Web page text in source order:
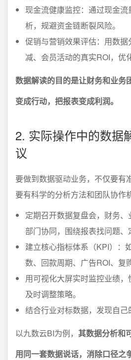
现金流健康监控：通过现金
析，规避资金链断裂风险。
促销与营销效果评估：用数
减、会员活动的真实ROI，优
数据解读的目的是让财务和业务
变成行动，把报表变成利润。
2. 实际操作中的数据
议
要做到数据驱动业务，不仅要有
要有科学的分析方法和团队协作
定期召开数据复盘会，财务
部门协同，围绕报表找问题、
建立核心指标体系（KPI）：
数、回款周期、广告ROI、复
用可视化大屏实时监控业绩，
及时调整策略。
结合行业对标数据，发现自己
以九数云BI为例， 其数据分析和
用同一套数据说话，消除口径之